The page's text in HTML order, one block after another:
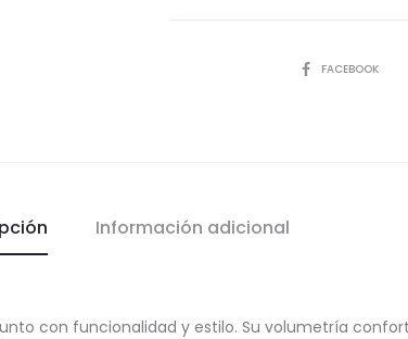
COMPARTIR
FACEBOOK
Información adicional
con funcionalidad y estilo. Su volumetría